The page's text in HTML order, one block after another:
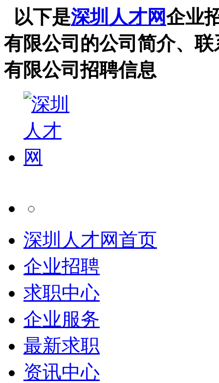
以下是深圳人才网企业
有限公司的公司简介、
有限公司招聘信息
深圳人才网首页
企业招聘
求职中心
企业服务
最新求职
资讯中心